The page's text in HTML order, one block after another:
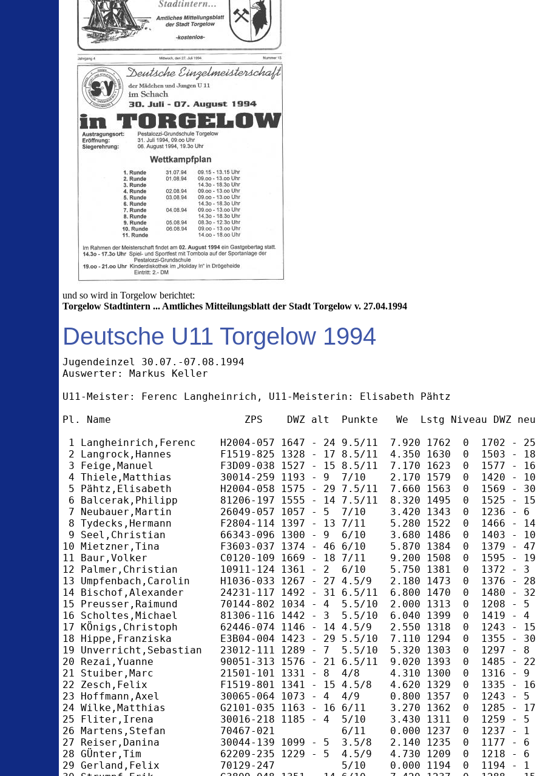
und so wird in Torgelow berichtet:
Torgelow Stadtintern ... Amtliches Mitteilungsblatt der Stadt Torgelow v. 27.04.1994
Deutsche U11 Torgelow 1994
Jugendeinzel 30.07.-07.08.1994
Auswerter: Markus Keller
U11-Meister: Ferenc Langheinrich, U11-Meisterin: Elisabeth Pähtz
Pl. Name                      ZPS    DWZ alt  Punkte   We  Lstg Niveau DWZ neu
1 Langheinrich,Ferenc    H2004-057 1647 - 24 9.5/11  7.920 1762  0  1702 - 25
2 Langrock,Hannes        F1519-825 1328 - 17 8.5/11  4.350 1630  0  1503 - 18
3 Feige,Manuel           F3D09-038 1527 - 15 8.5/11  7.170 1623  0  1577 - 16
4 Thiele,Matthias        30014-259 1193 - 9  7/10    2.170 1579  0  1420 - 10
5 Pähtz,Elisabeth        H2004-058 1575 - 29 7.5/11  7.660 1563  0  1569 - 30
6 Balcerak,Philipp       81206-197 1555 - 14 7.5/11  8.320 1495  0  1525 - 15
7 Neubauer,Martin        26049-057 1057 - 5  7/10    3.420 1343  0  1236 - 6
8 Tydecks,Hermann        F2804-114 1397 - 13 7/11    5.280 1522  0  1466 - 14
9 Seel,Christian         66343-096 1300 - 9  6/10    3.680 1486  0  1403 - 10
10 Mietzner,Tina          F3603-037 1374 - 46 6/10    5.870 1384  0  1379 - 47
11 Baur,Volker            C0120-109 1669 - 18 7/11    9.200 1508  0  1595 - 19
12 Palmer,Christian       10911-124 1361 - 2  6/10    5.750 1381  0  1372 - 3
13 Umpfenbach,Carolin     H1036-033 1267 - 27 4.5/9   2.180 1473  0  1376 - 28
14 Bischof,Alexander      24231-117 1492 - 31 6.5/11  6.800 1470  0  1480 - 32
15 Preusser,Raimund       70144-802 1034 - 4  5.5/10  2.000 1313  0  1208 - 5
16 Scholtes,Michael       81306-116 1442 - 3  5.5/10  6.040 1399  0  1419 - 4
17 KÖnigs,Christoph       62446-074 1146 - 14 4.5/9   2.550 1318  0  1243 - 15
18 Hippe,Franziska        E3B04-004 1423 - 29 5.5/10  7.110 1294  0  1355 - 30
19 Unverricht,Sebastian   23012-111 1289 - 7  5.5/10  5.320 1303  0  1297 - 8
20 Rezai,Yuanne           90051-313 1576 - 21 6.5/11  9.020 1393  0  1485 - 22
21 Stuiber,Marc           21501-101 1331 - 8  4/8     4.310 1300  0  1316 - 9
22 Zesch,Felix            F1519-801 1341 - 15 4.5/8   4.620 1329  0  1335 - 16
23 Hoffmann,Axel          30065-064 1073 - 4  4/9     0.800 1357  0  1243 - 5
24 Wilke,Matthias         G2101-035 1163 - 16 6/11    3.270 1362  0  1285 - 17
25 Fliter,Irena           30016-218 1185 - 4  5/10    3.430 1311  0  1259 - 5
26 Martens,Stefan         70467-021           6/11    0.000 1237  0  1237 - 1
27 Reiser,Danina          30044-139 1099 - 5  3.5/8   2.140 1235  0  1177 - 6
28 GÜnter,Tim             62209-235 1229 - 5  4.5/9   4.730 1209  0  1218 - 6
29 Gerland,Felix          70129-247           5/10    0.000 1194  0  1194 - 1